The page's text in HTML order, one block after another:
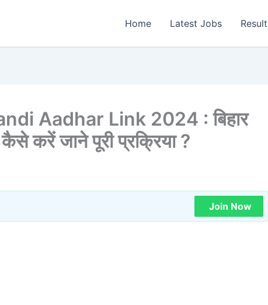
Home Latest Jobs Result
Aadhar Link 2024 : बिहार
करें जाने पूरी प्रक्रिया ?
Join Now